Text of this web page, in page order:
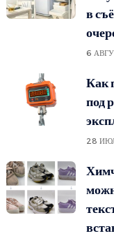
в
6
Как
под
28